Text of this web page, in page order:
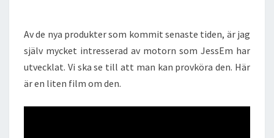
Av de nya produkter som kommit senaste tiden, är jag
själv mycket intresserad av motorn som JessEm har
utvecklat. Vi ska se till att man kan provköra den. Här
är en liten film om den.